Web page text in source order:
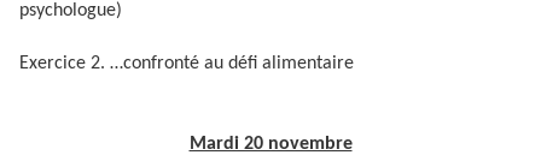
psychologue)
Exercice 2. …confronté au défi alimentaire
Mardi 20 novembre